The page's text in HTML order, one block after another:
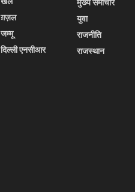
ग़ज़ल
जम्मू
दिल्ली एनसीआर
मुख्य समाचार
युवा
राजनीति
राजस्थान